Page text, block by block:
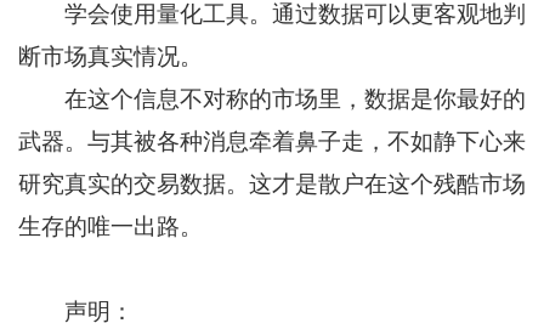
学会使用量化工具。通过数据可以更客观地判
断市场真实情况。
在这个信息不对称的市场里，数据是你最好的
武器。与其被各种消息牵着鼻子走，不如静下心来
研究真实的交易数据。这才是散户在这个残酷市场
生存的唯一出路。
声明：